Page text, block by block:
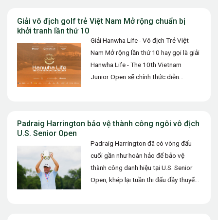
Giải vô địch golf trẻ Việt Nam Mở rộng chuẩn bị
khởi tranh lần thứ 10
Giải Hanwha Life - Vô địch Trẻ Việt
Nam Mở rộng lần thứ 10 hay gọi là giải
Hanwha Life - The 10th Vietnam
Junior Open sẽ chính thức diễn…
Padraig Harrington bảo vệ thành công ngôi vô địch
U.S. Senior Open
Padraig Harrington đã có vòng đấu
cuối gần như hoàn hảo để bảo vệ
thành công danh hiệu tại U.S. Senior
Open, khép lại tuần thi đấu đầy thuyết